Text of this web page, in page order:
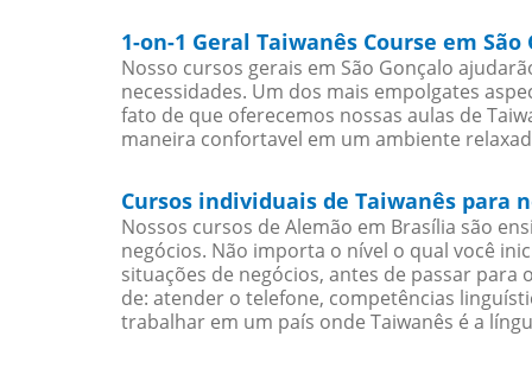
1-on-1 Geral Taiwanês Course em São
Nosso cursos gerais em São Gonçalo
necessidades. Um dos mais empolgates
fato de que oferecemos nossas aulas de
maneira confortavel em um ambiente
Cursos individuais de Taiwanês para
Nossos cursos de Alemão em Brasília são
negócios. Não importa o nível o qual você
situações de negócios, antes de passar
de: atender o telefone, competências
trabalhar em um país onde Taiwanês é a